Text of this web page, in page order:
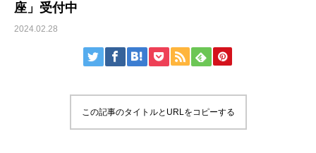
座」受付中
2024.02.28
この記事のタイトルとURLをコピーする